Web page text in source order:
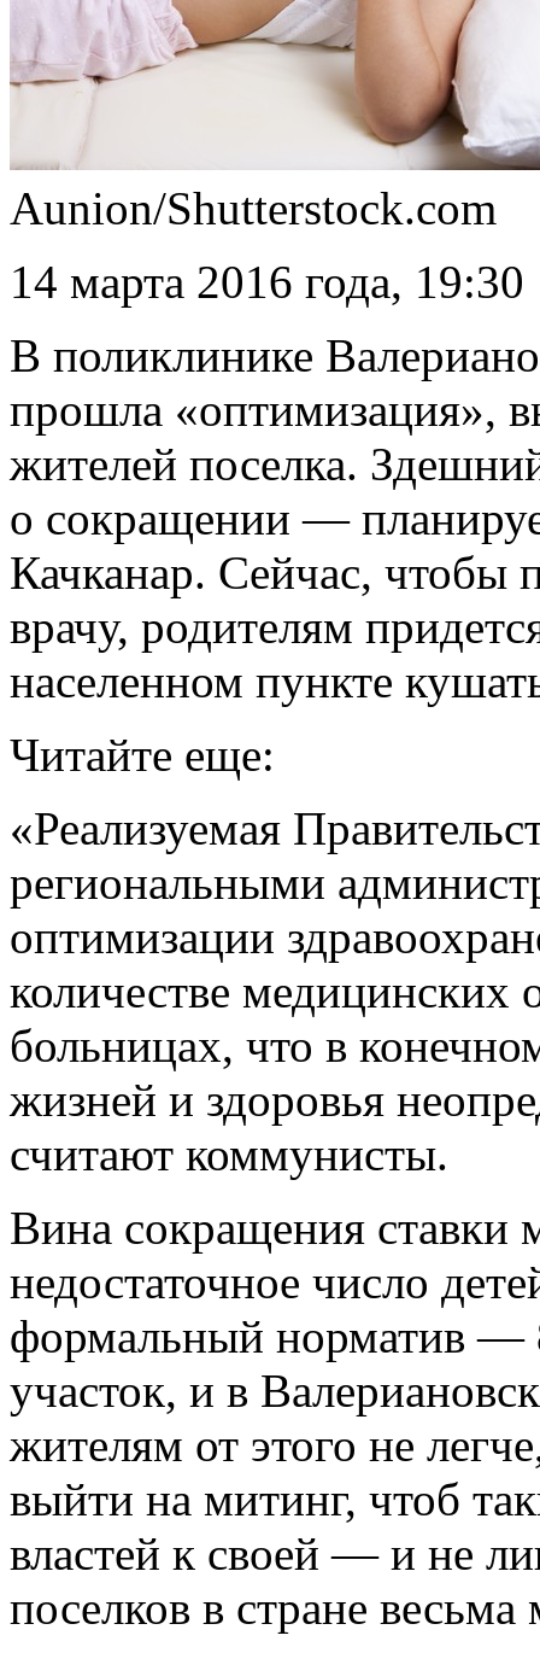
Aunion/Shutterstock.com
14 марта 2016 года, 19:30
В поликлинике
прошла «оптимизация»,
жителей поселка.
о сокращении —
Качканар. Сейчас, чтобы
врачу, родителям
населенном пункте
Читайте еще:
«Реализуемая
региональными
оптимизации
количестве медицинских
больницах, что в
жизней и здоровья
считают коммунисты.
Вина сокращения ставки
недостаточное число
формальный норматив —
участок, и в
жителям от этого не
выйти на митинг, чтоб
властей к своей — и не
поселков в стране